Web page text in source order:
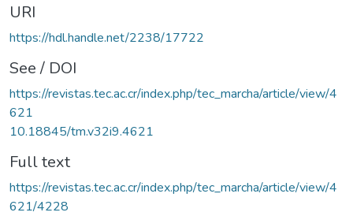
URI
https://hdl.handle.net/2238/17722
See / DOI
https://revistas.tec.ac.cr/index.php/tec_marcha/article/view/4
621
10.18845/tm.v32i9.4621
Full text
https://revistas.tec.ac.cr/index.php/tec_marcha/article/view/4
621/4228